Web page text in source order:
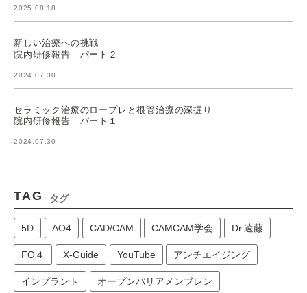
2025.08.18
新しい治療への挑戦
院内研修報告 パート２
2024.07.30
セラミック治療のロープレと根管治療の深掘り
院内研修報告 パート１
2024.07.30
TAG タグ
5D AO4 CAD/CAM CAMCAM学会 Dr.遠藤
FO４ X-Guide YouTube アンチエイジング
インプラント オープンバリアメンブレン